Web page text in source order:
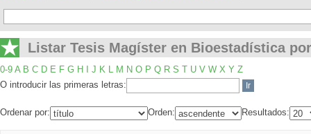
Listar Tesis Magíster en Bioestadística
0-9 A B C D E F G H J K L M N O P Q R S T U V W X Y Z
O introducir las primeras letras:
Ordenar por: Orden: Resultados: